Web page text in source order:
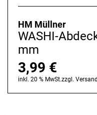
HM Müllner
WASHI-
mm
3,99 €
inkl. 20 % MwSt.zzgl.